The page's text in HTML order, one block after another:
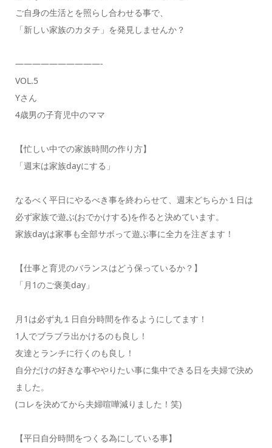
ご自身の生活とを照らし合わせる事で、
「新しい家族のカタチ」を発見しませんか？
——————————-
VOL.5
Yさん
4歳男の子育児中のママ
【忙しい中での家族時間の作り方】
「週末は家族dayにする」
なるべく平日にやるべき事を終わらせて、週末どちらか１日は
必ず家族で遊ぶ(おでかけする)を作ると決めています。
家族dayは家事も全部サボって遊ぶ事に全力を注ぎます！
【仕事と育児のバランスはどう保っているか？】
「月1のご褒美day」
月1は必ず丸１日自分時間を作るようにしてます！
1人でブラブラ出かけるのも良し！
友達とランチに行くのも良し！
自分だけの好きな事ややりたい事に集中できる日を夫婦で決め
ました。
(コレを決めてから夫婦喧嘩減りました！笑)
【平日自分時間をつくる為にしている事】